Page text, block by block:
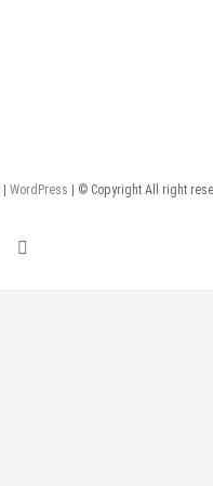
WordPress | © Copyright All right